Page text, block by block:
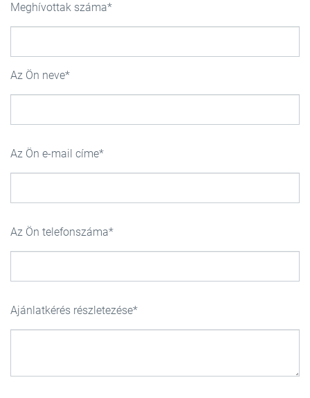
Meghívottak száma
Az Ön neve
Az Ön e-mail címe
Az Ön telefonszáma
Ajánlatkérés részletezése